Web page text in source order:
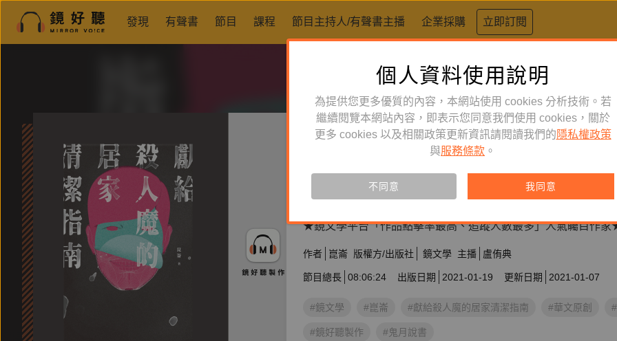
發現 有聲書 節目 課程 節目主持人/有聲書主播 企業採購 立即訂閱
訂閱 有聲書 文學小說
獻給殺人魔的居家清潔指南
訂閱會員可聆聽本產品，您也可單購收藏。
★鏡文學平台「作品點擊率最高、追蹤人數最多」人氣矚目作
作者 崑崙 版權方/出版社 鏡文學 主播 盧侑典
節目總長 08:06:24 出版日期 2021-01-19 更新日期 2021-01-07
#鏡文學 #崑崙 #獻給殺人魔的居家清潔指南 #華文原創
#鏡好聽製作 #鬼月說書
個人資料使用說明
為提供您更多優質的內容，本網站使用 cookies 分析技術。若
繼續閱覽本網站內容，即表示您同意我們使用 cookies，關於
更多 cookies 以及相關政策更新資訊請閱讀我們的 隱私權政策
與服務條款 。
不同意 我同意